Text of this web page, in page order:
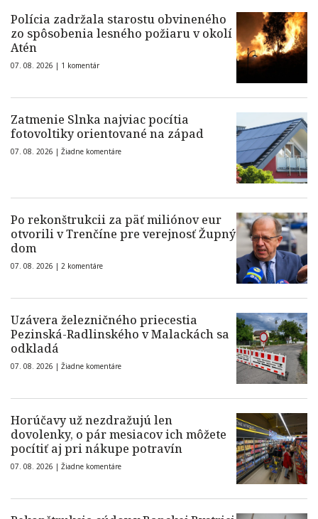
Polícia zadržala starostu obvineného
zo spôsobenia lesného požiaru v okolí
Atén
07. 08. 2026 | 1 komentár
Zatmenie Slnka najviac pocítia
fotovoltiky orientované na západ
07. 08. 2026 | Žiadne komentáre
Po rekonštrukcii za päť miliónov eur
otvorili v Trenčíne pre verejnosť Župný
dom
07. 08. 2026 | 2 komentáre
Uzávera železničného priecestia
Pezinská-Radlinského v Malackách sa
odkladá
07. 08. 2026 | Žiadne komentáre
Horúčavy už nezdražujú len
dovolenky, o pár mesiacov ich môžete
pocítiť aj pri nákupe potravín
07. 08. 2026 | Žiadne komentáre